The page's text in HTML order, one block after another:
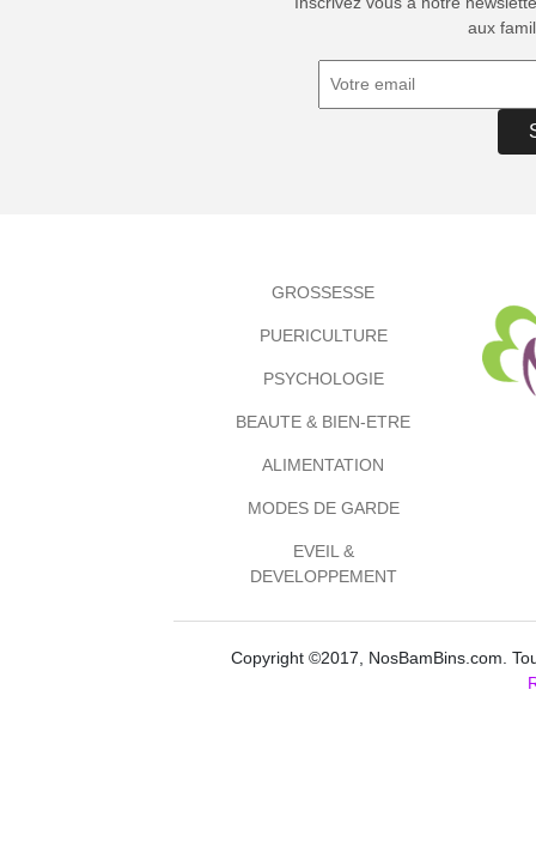
aux
GROSSESSE
PUERICULTURE
PSYCHOLOGIE
BEAUTE & BIEN-ETRE
ALIMENTATION
MODES DE GARDE
EVEIL &
DEVELOPPEMENT
Copyright ©2017, NosBamBins.com.